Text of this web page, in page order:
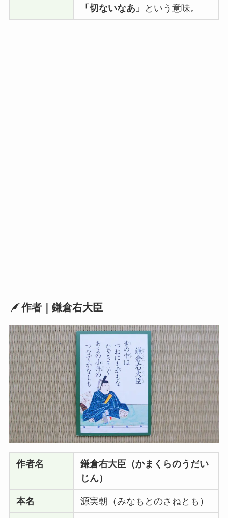
「切ないなあ」
という意味。
作者｜鎌倉右大臣
作者名
鎌倉右大臣（かまくらのうだい
じん）
本名 源実朝（みなもとのさねとも）